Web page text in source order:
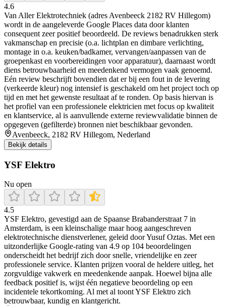
4.6
Van Aller Elektrotechniek (adres Avenbeeck 2182 RV Hillegom)
wordt in de aangeleverde Google Places data door klanten
consequent zeer positief beoordeeld. De reviews benadrukken sterk
vakmanschap en precisie (o.a. lichtplan en dimbare verlichting,
montage in o.a. keuken/badkamer, vervangen/aanpassen van de
groepenkast en voorbereidingen voor apparatuur), daarnaast wordt
diens betrouwbaarheid en meedenkend vermogen vaak genoemd.
Eén review beschrijft bovendien dat er bij een fout in de levering
(verkeerde kleur) nog intensief is geschakeld om het project toch op
tijd en met het gewenste resultaat af te ronden. Op basis hiervan is
het profiel van een professionele elektricien met focus op kwaliteit
en klantservice, al is aanvullende externe reviewvalidatie binnen de
opgegeven (gefilterde) bronnen niet beschikbaar gevonden.
Avenbeeck, 2182 RV Hillegom, Nederland
Bekijk details
YSF Elektro
Nu open
4.5
YSF Elektro, gevestigd aan de Spaanse Brabanderstraat 7 in
Amsterdam, is een kleinschalige maar hoog aangeschreven
elektrotechnische dienstverlener, geleid door Yusuf Oztas. Met een
uitzonderlijke Google-rating van 4.9 op 104 beoordelingen
onderscheidt het bedrijf zich door snelle, vriendelijke en zeer
professionele service. Klanten prijzen vooral de heldere uitleg, het
zorgvuldige vakwerk en meedenkende aanpak. Hoewel bijna alle
feedback positief is, wijst één negatieve beoordeling op een
incidentele tekortkoming. Al met al toont YSF Elektro zich
betrouwbaar, kundig en klantgericht.